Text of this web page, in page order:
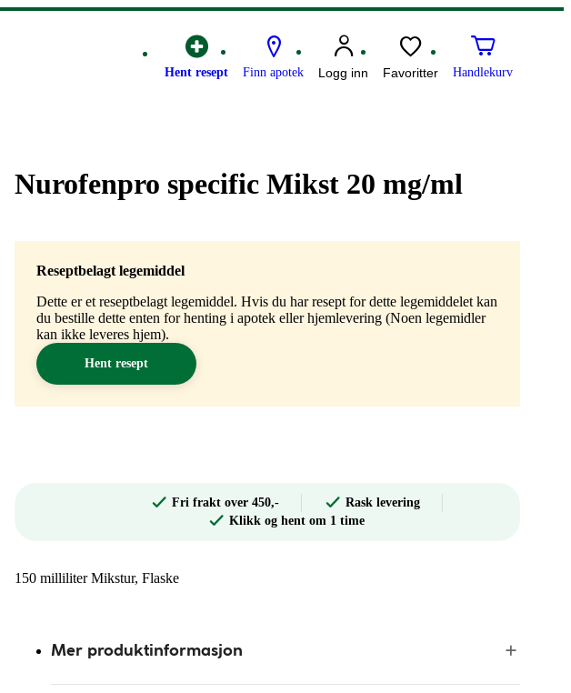
Hent resept Finn apotek Logg inn Favoritter Handlekurv
Nurofenpro specific Mikst 20 mg/ml
Reseptbelagt legemiddel
Dette er et reseptbelagt legemiddel. Hvis du har resept for dette legemiddelet kan
du bestille dette enten for henting i apotek eller hjemlevering (Noen legemidler
kan ikke leveres hjem).
Hent resept
Fri frakt over 450,-
Rask levering
Klikk og hent om 1 time
150 milliliter Mikstur, Flaske
Mer produktinformasjon